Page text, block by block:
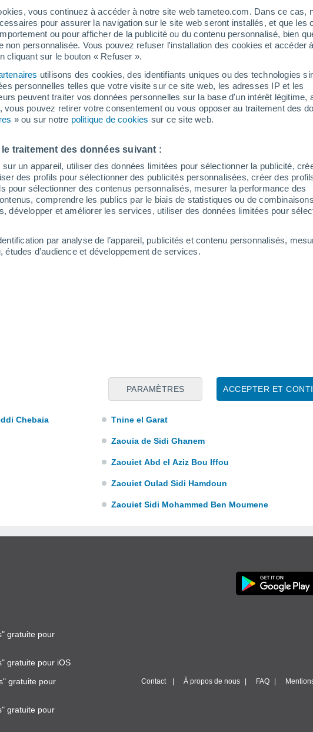
vous continuez à accéder à notre site web tameteo.com. Dans ce cas,
pour assurer la navigation sur le site web seront installés, et que les
ou pour afficher de la publicité ou du contenu personnalisé, bien
non personnalisée. Vous pouvez refuser l'installation des cookies et accéder
cliquant sur le bouton « Refuser ».
utilisons des cookies, des identifiants uniques ou des technologies
personnelles telles que votre visite sur ce site web, les adresses IP et les
peuvent traiter vos données personnelles sur la base d'un intérêt légitime,
pouvez retirer votre consentement ou vous opposer au traitement des
» ou sur notre politique de cookies sur ce site web.
traitement des données suivant :
un appareil, utiliser des données limitées pour sélectionner la publicité,
des profils pour sélectionner des publicités personnalisées, créer des
pour sélectionner des contenus personnalisés, mesurer la performance des
comprendre les publics par le biais de statistiques ou de
développer et améliorer les services, utiliser des données limitées pour
par analyse de l’appareil, publicités et contenu personnalisés,
d’audience et développement de services.
ACCEPTER ET
PARAMÈTRES
Chebaia
Douar Oulad Sidi Abdallah ben Messaoud
Douar Ouled Said
Douar Zerarda
El Ayaita
El Barhli
El Khtoura
El Kouara
El Mtal
Es Sebt de Sais
Et Tleta des Oulad Hamdane
Oulad Mhamed
Souk el Arba Mogress
Tnine el Garat
Zaouia de Sidi Ghanem
Zaouiet Abd el Aziz Bou Iffou
Zaouiet Oulad Sidi Hamdoun
Zaouiet Sidi Mohammed Ben Moumene
gratuite pour
gratuite pour iOS
gratuite pour
gratuite pour
Contact À propos de nous FAQ